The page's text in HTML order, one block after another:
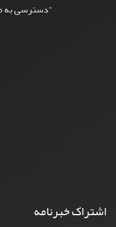
"دسترسی به
اشتراک خبرنامه